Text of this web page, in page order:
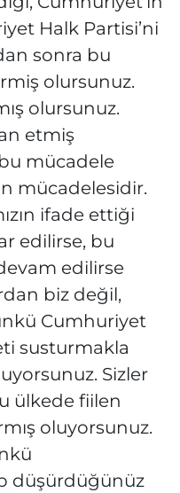
Halk Partisi’ni
sonra bu
olursunuz.
olursunuz.
etmiş
mücadele
mücadelesidir.
ifade ettiği
edilirse, bu
edilirse
biz değil,
Cumhuriyet
susturmakla
Sizler
ülkede fiilen
oluyorsunuz.
düşürdüğünüz